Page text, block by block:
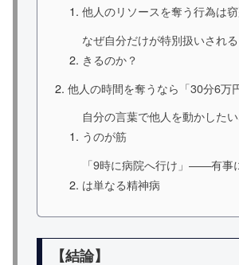
他人のリソースを奪う行為は
なぜ自分だけが特別扱いされ
きるのか？
他人の時間を奪うなら「30分6万
自分の言葉で他人を動かした
うのが筋
「9時に病院へ行け」——有事
は単なる精神病
【結論】